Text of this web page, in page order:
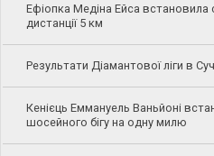
Ефіопка Медіна Ейса встановила
дистанції 5 км
Результати Діамантової ліги в
Кенієць Еммануель Ваньйоні
шосейного бігу на одну милю